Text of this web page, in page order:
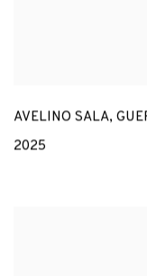
AVELINO SALA,
2025